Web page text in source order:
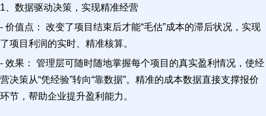
1、数据驱动决策，实现精准经营
- 价值点： 改变了项目结束后才能“毛估”成本的滞后状况，实现
了项目利润的实时、精准核算。
- 效果： 管理层可随时随地掌握每个项目的真实盈利情况，使经
营决策从“凭经验”转向“靠数据”。精准的成本数据直接支撑报价
环节，帮助企业提升盈利能力。